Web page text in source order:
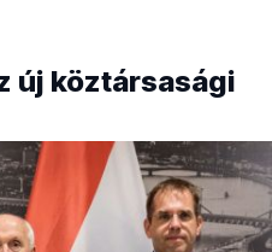
új köztársasági